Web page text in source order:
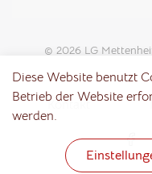
© 2026 LG
Kontakt
Diese Website benutzt
Betrieb der Website
werden.